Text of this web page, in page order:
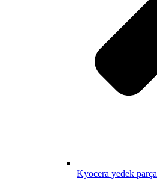
Kyocera yedek parça